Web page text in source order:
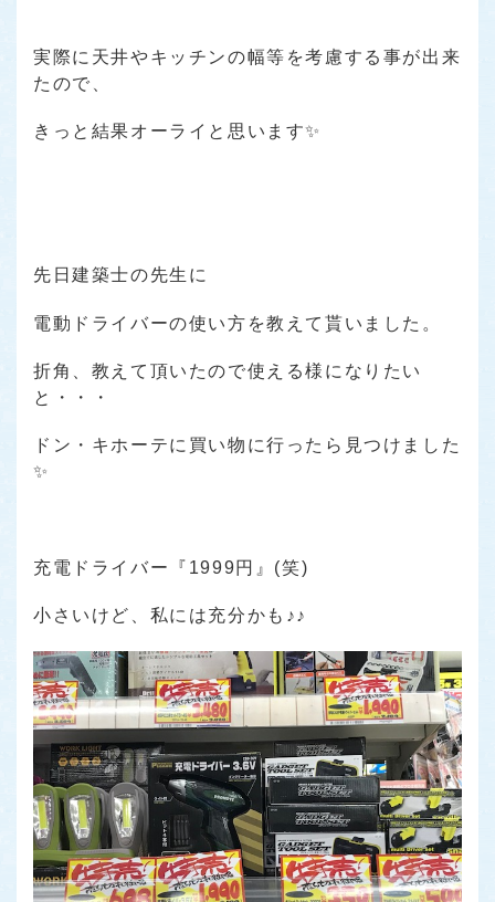
実際に天井やキッチンの幅等を考慮する事が出来
たので、
きっと結果オーライと思います✨
先日建築士の先生に
電動ドライバーの使い方を教えて貰いました。
折角、教えて頂いたので使える様になりたい
と・・・
ドン・キホーテに買い物に行ったら見つけました
✨
充電ドライバー『1999円』(笑)
小さいけど、私には充分かも♪♪